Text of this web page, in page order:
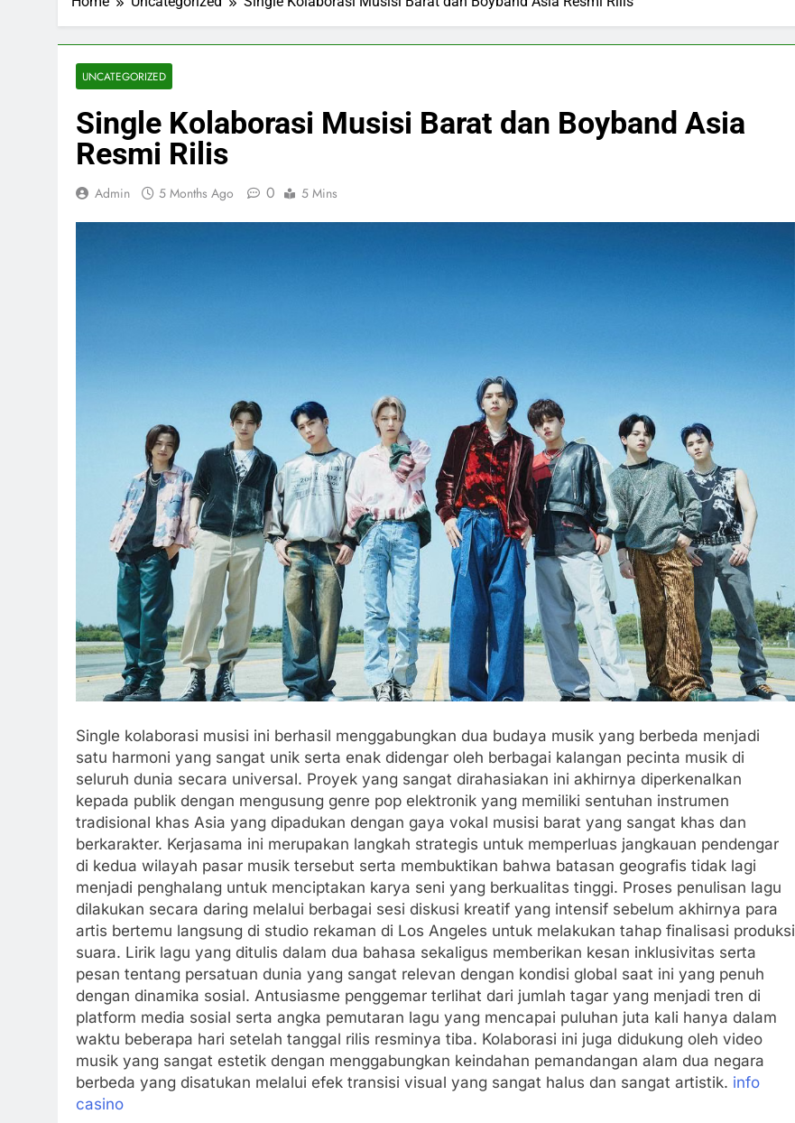
UNCATEGORIZED
Single Kolaborasi Musisi Barat dan Boyband Asia
Resmi Rilis
Admin 5 Months Ago 0 5 Mins
Single kolaborasi musisi ini berhasil menggabungkan dua budaya musik yang berbeda menjadi
satu harmoni yang sangat unik serta enak didengar oleh berbagai kalangan pecinta musik di
seluruh dunia secara universal. Proyek yang sangat dirahasiakan ini akhirnya diperkenalkan
kepada publik dengan mengusung genre pop elektronik yang memiliki sentuhan instrumen
tradisional khas Asia yang dipadukan dengan gaya vokal musisi barat yang sangat khas dan
berkarakter. Kerjasama ini merupakan langkah strategis untuk memperluas jangkauan pendengar
di kedua wilayah pasar musik tersebut serta membuktikan bahwa batasan geografis tidak lagi
menjadi penghalang untuk menciptakan karya seni yang berkualitas tinggi. Proses penulisan lagu
dilakukan secara daring melalui berbagai sesi diskusi kreatif yang intensif sebelum akhirnya para
artis bertemu langsung di studio rekaman di Los Angeles untuk melakukan tahap finalisasi produksi
suara. Lirik lagu yang ditulis dalam dua bahasa sekaligus memberikan kesan inklusivitas serta
pesan tentang persatuan dunia yang sangat relevan dengan kondisi global saat ini yang penuh
dengan dinamika sosial. Antusiasme penggemar terlihat dari jumlah tagar yang menjadi tren di
platform media sosial serta angka pemutaran lagu yang mencapai puluhan juta kali hanya dalam
waktu beberapa hari setelah tanggal rilis resminya tiba. Kolaborasi ini juga didukung oleh video
musik yang sangat estetik dengan menggabungkan keindahan pemandangan alam dua negara
berbeda yang disatukan melalui efek transisi visual yang sangat halus dan sangat artistik. info
casino